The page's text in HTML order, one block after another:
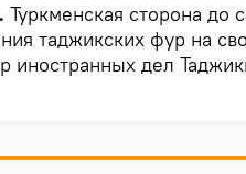
Туркменская сторона до
таджикских фур на
иностранных дел